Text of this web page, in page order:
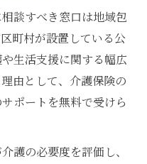
談すべき窓口は地域包
町村が設置している公
生活支援に関する幅広
由として、介護保険の
ポートを無料で受けら
護の必要度を評価し、